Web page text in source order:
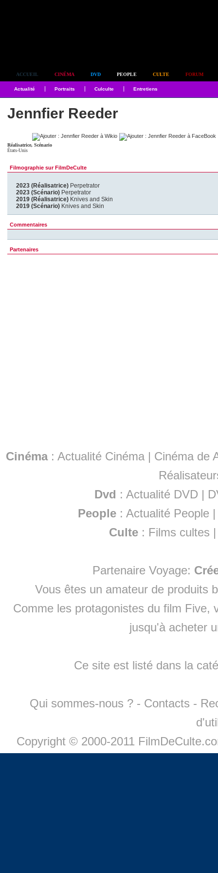
ACCUEIL CINÉMA DVD PEOPLE CULTE FORUM
Actualité Portraits Culculte Entretiens
Jennfier Reeder
Réalisatrice, Scénario
États-Unis
Filmographie sur FilmDeCulte
2023 (Réalisatrice) Perpetrator
2023 (Scénario) Perpetrator
2019 (Réalisatrice) Knives and Skin
2019 (Scénario) Knives and Skin
Commentaires
Partenaires
Cinéma: Actualité Cinéma | Cinéma de
Dvd : Actualité DVD |
People :Actualité People
Culte : Films cultes
Partenaire Voyage:
Vous êtes un amateur de produits
Comme les protagonistes du film Five,
jusqu'à acheter
Ce site est listé dans la
Qui sommes-nous ? - Contacts -
Copyright © 2000-2011